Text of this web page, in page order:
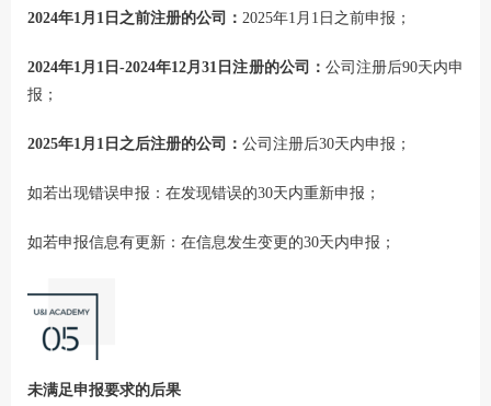
2024年1月1日之前注册的公司： 2025年1月1日之前申报；
2024年1月1日-2024年12月31日注册的公司： 公司注册后90天内申
报；
2025年1月1日之后注册的公司： 公司注册后30天内申报；
如若出现错误申报：在发现错误的30天内重新申报；
如若申报信息有更新：在信息发生变更的30天内申报；
未满足申报要求的后果